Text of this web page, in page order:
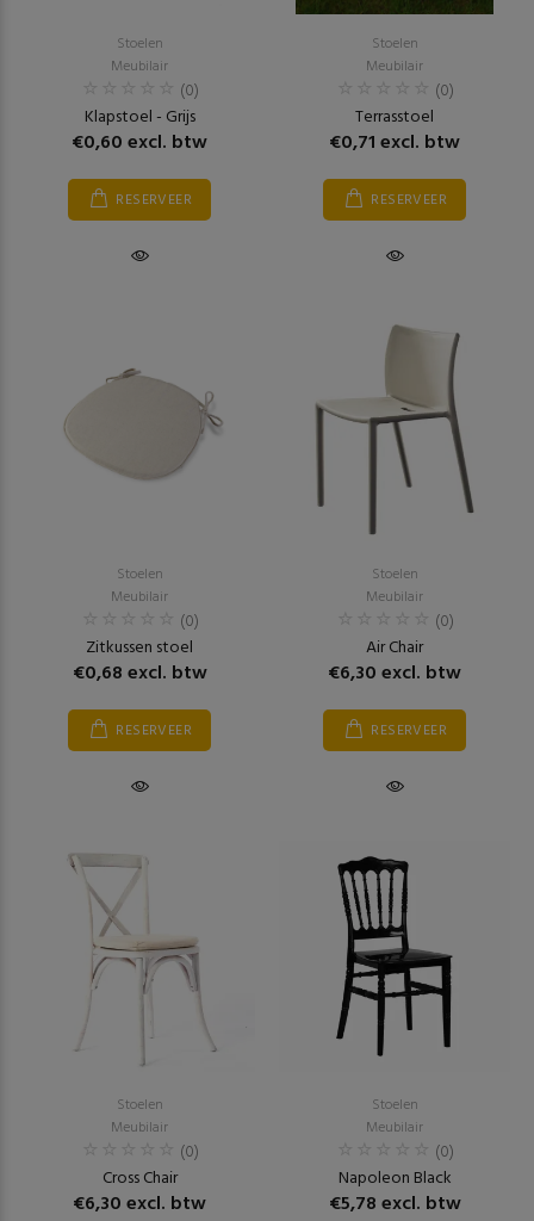
Stoelen
Meubilair
(0)
Klapstoel - Grijs
€0,60 excl. btw
RESERVEER
Stoelen
Meubilair
(0)
Terrasstoel
€0,71 excl. btw
RESERVEER
Stoelen
Meubilair
(0)
Zitkussen stoel
€0,68 excl. btw
RESERVEER
Stoelen
Meubilair
(0)
Air Chair
€6,30 excl. btw
RESERVEER
Stoelen
Meubilair
(0)
Cross Chair
€6,30 excl. btw
Stoelen
Meubilair
(0)
Napoleon Black
€5,78 excl. btw